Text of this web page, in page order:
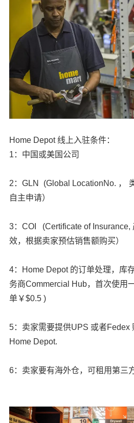
Home Depot 线上入驻条件：
1：中国或美国公司
2：GLN (Global LocationNo. ，
自主申请）
3：COI (Certificate of Insurance,
效，根据卖家预估销售额购买）
4：Home Depot 的订单处理，库
务商Commercial Hub，首次使用
单￥$0.5 )
5：卖家需要提供UPS 或者Fedex
Home Depot.
6：卖家要有海外仓，可租用第三